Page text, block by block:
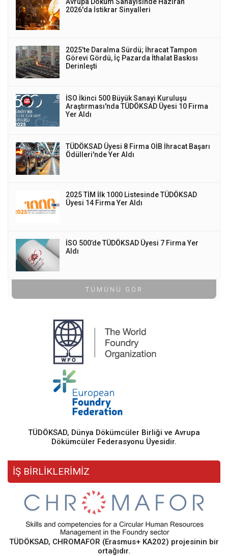
2026'da İstikrar Sinyalleri
2025’te Daralma Sürdü; İhracat Tampon
Görevi Gördü, İç Pazarda İthalat Baskısı
Derinleşti
İSO İkinci 500 Büyük Sanayi Kuruluşu
Araştırması'nda TÜDÖKSAD Üyesi 10 Firma
Yer Aldı
TÜDÖKSAD Üyesi 8 Firma OİB İhracat Başarı
Ödülleri'nde Yer Aldı
2025 TİM İlk 1000 Listesinde TÜDÖKSAD
Üyesi 14 Firma Yer Aldı
İSO 500’de TÜDÖKSAD Üyesi 7 Firma Yer
Aldı
TÜMÜNÜ GÖR
TÜDÖKSAD, Dünya Dökümcüler Birliği ve Avrupa
Dökümcüler Federasyonu Üyesidir.
İŞ BİRLİKLERİMİZ
TÜDÖKSAD, CHROMAFOR (Erasmus+ KA202) projesinin bir
ortağıdır.